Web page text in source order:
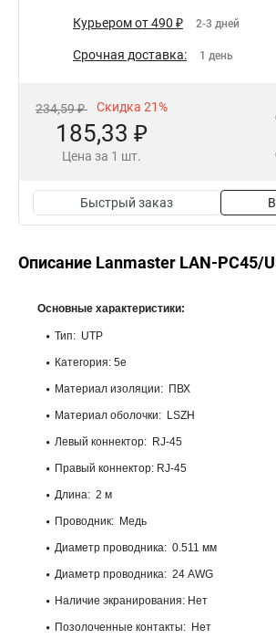
Курьером от 490 ₽ 2-3 дней
Срочная доставка: 1 день
234,59 ₽ Скидка 21%
185,33 ₽
Цена за 1 шт.
Быстрый заказ
Описание Lanmaster LAN-PC45/
Основные характеристики:
Тип: UTP
Категория: 5e
Материал изоляции: ПВХ
Материал оболочки: LSZH
Левый коннектор: RJ-45
Правый коннектор: RJ-45
Длина: 2 м
Проводник: Медь
Диаметр проводника: 0.511 мм
Диаметр проводника: 24 AWG
Наличие экранирования: Нет
Позолоченные контакты: Нет